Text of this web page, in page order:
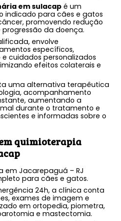
em sulacap é um
indicado para cães e gatos
promovendo redução
da doença.
envolve
específicos,
cuidados personalizados
efeitos colaterais e
uma alternativa terapêutica
acompanhamento
aumentando a
durante o tratamento e
e informadas sobre o
quimioterapia
em Jacarepaguá – RJ
para cães e gatos.
24h, a clínica conta
exames de imagem e
em ortopedia, piometra,
e mastectomia.